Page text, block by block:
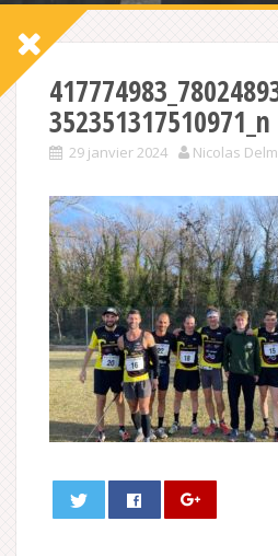
352351317510971_n
29 janvier 2024 Nicolas